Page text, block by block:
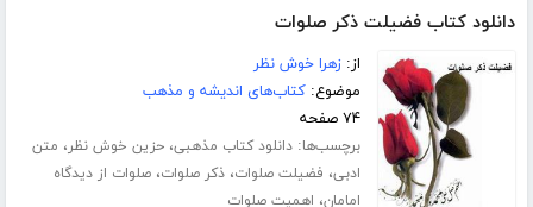
دانلود کتاب فضیلت ذکر صلوات
از:زهرا خوش نظر
موضوع:کتاب‌های اندیشه و مذهب
۷۴ صفحه
برچسب‌ها:دانلود کتاب مذهبی،حزین خوش نظر، متن
ادبی، فضیلت صلوات،ذکر صلوات،صلوات از دیدگاه
امامان، اهمیت صلوات